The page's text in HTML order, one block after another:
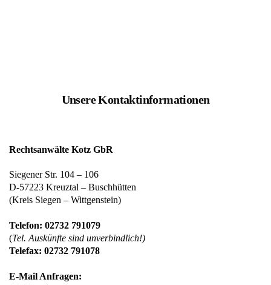
Unsere Kontaktinformationen
Rechtsanwälte Kotz GbR
Siegener Str. 104 – 106
D-57223 Kreuztal – Buschhütten
(Kreis Siegen – Wittgenstein)
Telefon: 02732 791079
(Tel. Auskünfte sind unverbindlich!)
Telefax: 02732 791078
E-Mail Anfragen: